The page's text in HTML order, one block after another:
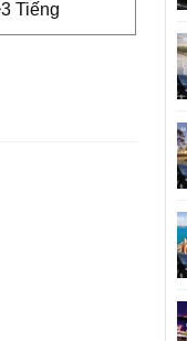
Tiếng